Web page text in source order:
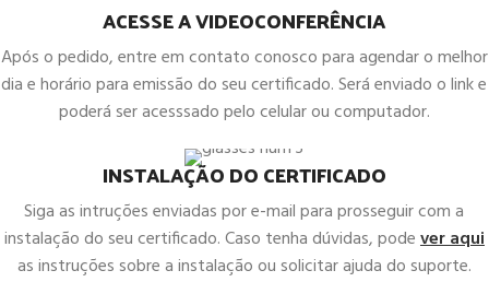
ACESSE A VIDEOCONFERÊNCIA
Após o pedido, entre em contato conosco para agendar o melhor
dia e horário para emissão do seu certificado. Será enviado o link e
poderá ser acesssado pelo celular ou computador.
INSTALAÇÃO DO CERTIFICADO
Siga as intruções enviadas por e-mail para prosseguir com a
instalação do seu certificado. Caso tenha dúvidas, podever aqui
as instruções sobre a instalação ou solicitar ajuda do suporte.